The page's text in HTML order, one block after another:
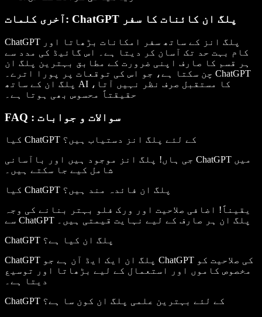
آخری کلمات: ChatGPT پلگ ان کائنات کا سفر
ChatGPT پلگ انز کے ساتھ سفر امکانات بڑھاتا اور
کام بہت حد تک آسان کر دیتا ہے۔ اس گائیڈ کی مدد سے
ہر قسم کا صارف اپنی ضرورت کے مطابق بہترین پلگ ان
چن سکتا ہے، جو اس کی توقعات پر پورا اترے۔ ChatGPT
پلگ ان کے ساتھ AI کا مستقبل صرف نظر نہیں آتا،
حقیقتاً محسوس بھی ہوتا ہے۔
FAQ : سوالات و جوابات
کیا ChatGPT کے لئے پلگ انز دستیاب ہیں؟
جی ہاں! پلگ انز موجود ہیں اور باآسانی ChatGPT میں
شامل کیے جا سکتے ہیں۔
کیا ChatGPT پلگ ان فائدہ مند ہیں؟
یقیناً! اضافی صلاحیت اور ورک فلو بہتر بنانے کی وجہ
سے ChatGPT پلگ ان ہر صارف کے لیے نہایت قیمتی ہیں۔
ChatGPT پلگ ان کیا ہے؟
ChatGPT پلگ ان ایک ایڈ آن ہے جو ChatGPT کی صلاحیت کو
مخصوص کاموں اور استعمال کے لیے بڑھاتا اور توسیع
دیتا ہے۔
ChatGPT کے لئے بہترین علمی پلگ ان کون سا ہے؟